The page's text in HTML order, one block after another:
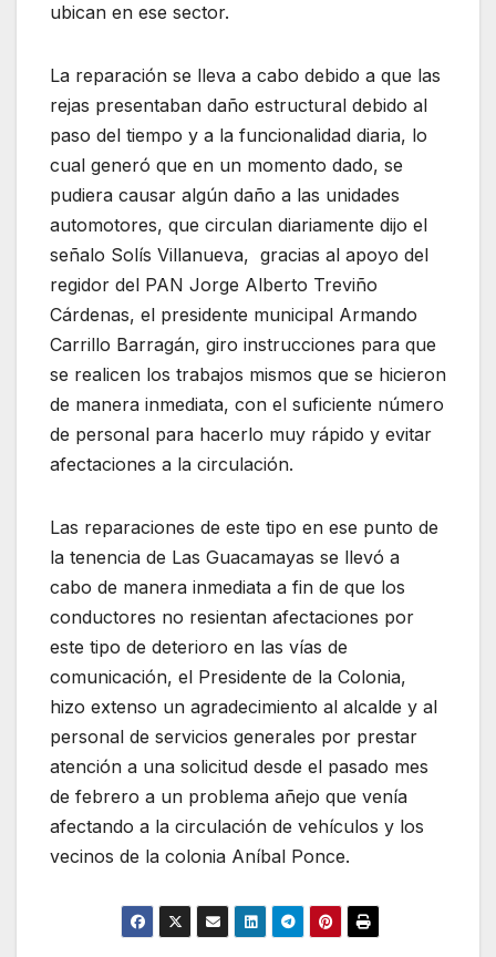
ubican en ese sector.
La reparación se lleva a cabo debido a que las
rejas presentaban daño estructural debido al
paso del tiempo y a la funcionalidad diaria, lo
cual generó que en un momento dado, se
pudiera causar algún daño a las unidades
automotores, que circulan diariamente dijo el
señalo Solís Villanueva, gracias al apoyo del
regidor del PAN Jorge Alberto Treviño
Cárdenas, el presidente municipal Armando
Carrillo Barragán, giro instrucciones para que
se realicen los trabajos mismos que se hicieron
de manera inmediata, con el suficiente número
de personal para hacerlo muy rápido y evitar
afectaciones a la circulación.
Las reparaciones de este tipo en ese punto de
la tenencia de Las Guacamayas se llevó a
cabo de manera inmediata a fin de que los
conductores no resientan afectaciones por
este tipo de deterioro en las vías de
comunicación, el Presidente de la Colonia,
hizo extenso un agradecimiento al alcalde y al
personal de servicios generales por prestar
atención a una solicitud desde el pasado mes
de febrero a un problema añejo que venía
afectando a la circulación de vehículos y los
vecinos de la colonia Aníbal Ponce.